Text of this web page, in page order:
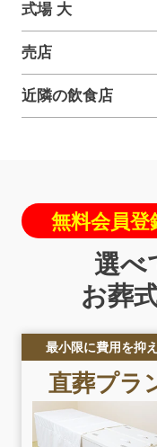
式場 大
売店
近隣の飲食店
無料会員登
選べ
お葬
最小限に費用を抑
直葬プラ